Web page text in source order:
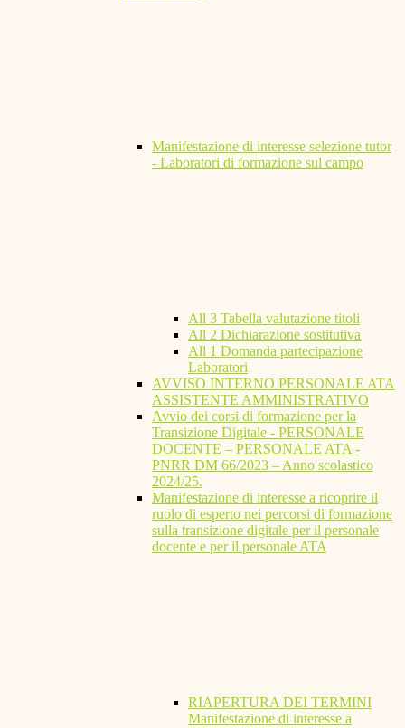
Manifestazione di interesse selezione tutor
- Laboratori di formazione sul campo
All 3 Tabella valutazione titoli
All 2 Dichiarazione sostitutiva
All 1 Domanda partecipazione
Laboratori
AVVISO INTERNO PERSONALE ATA
ASSISTENTE AMMINISTRATIVO
Avvio dei corsi di formazione per la
Transizione Digitale - PERSONALE
DOCENTE – PERSONALE ATA -
PNRR DM 66/2023 – Anno scolastico
2024/25.
Manifestazione di interesse a ricoprire il
ruolo di esperto nei percorsi di formazione
sulla transizione digitale per il personale
docente e per il personale ATA
RIAPERTURA DEI TERMINI
Manifestazione di interesse a